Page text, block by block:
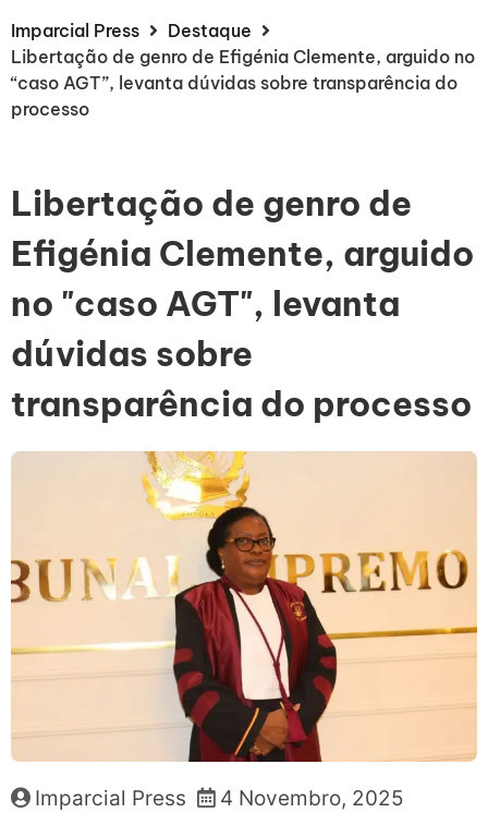
Imparcial Press
Destaque
Libertação de genro de Efigénia Clemente, arguido no
“caso AGT”, levanta dúvidas sobre transparência do
processo
Libertação de genro de
Efigénia Clemente, arguido
no "caso AGT", levanta
dúvidas sobre
transparência do processo
Imparcial Press 4 Novembro, 2025